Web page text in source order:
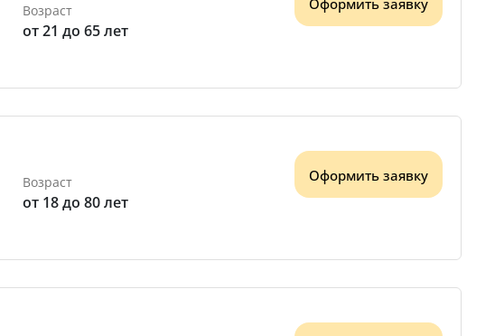
Возраст
от 21 до 65 лет
Возраст
от 18 до 80 лет
Оформить заявку